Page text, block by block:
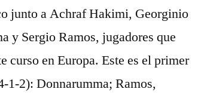
junto a Achraf Hakimi, Georginio
y Sergio Ramos, jugadores que
curso en Europa. Este es el primer
2): Donnarumma; Ramos,